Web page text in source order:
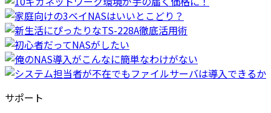
サポート